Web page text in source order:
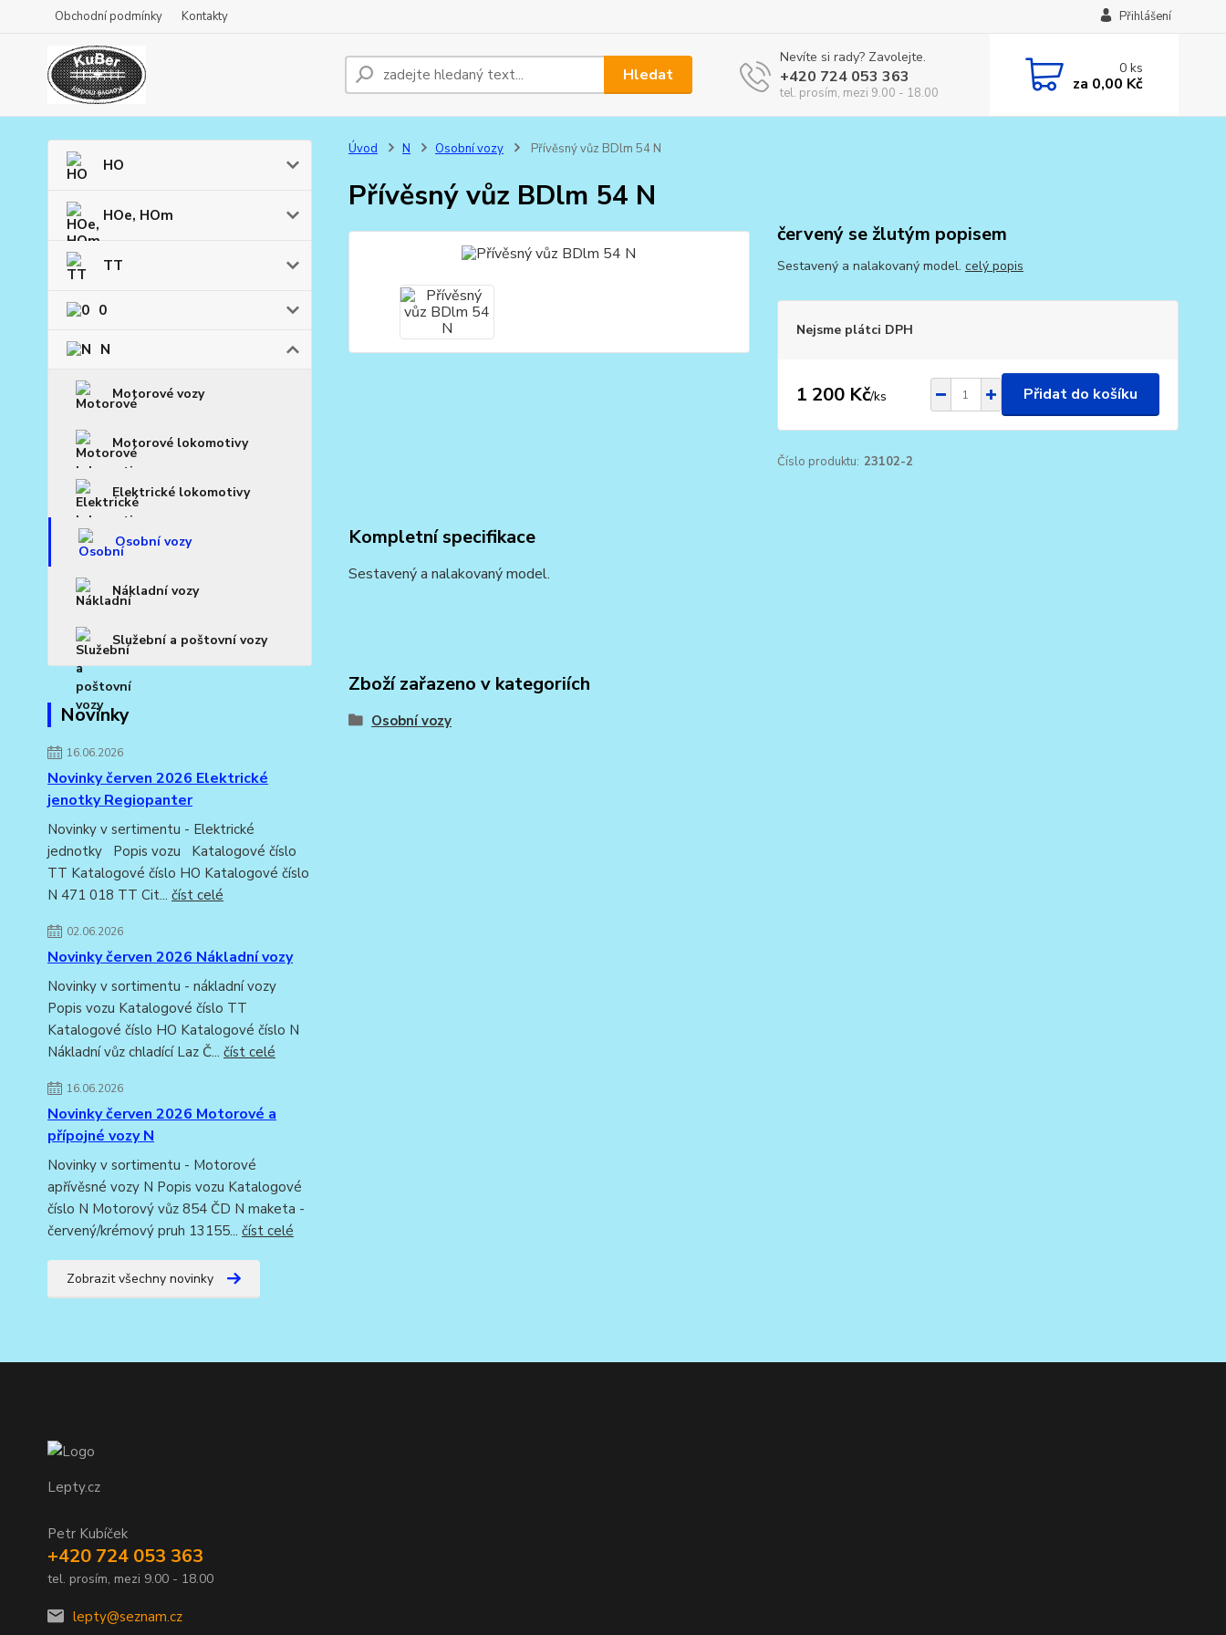
Obchodní podmínky Kontakty Přihlášení
Hledat
Nevíte si rady? Zavolejte.
+420 724 053 363
tel. prosím, mezi 9.00 - 18.00
0ks
za 0,00 Kč
HO
HOe, HOm
TT
0
N
Motorové vozy
Motorové lokomotivy
Elektrické lokomotivy
Osobní vozy
Nákladní vozy
Služební a poštovní vozy
Novinky
16.06.2026
Novinky červen 2026 Elektrické
jenotky Regiopanter
Novinky v sertimentu - Elektrické
jednotky Popis vozu Katalogové číslo
TT Katalogové číslo HO Katalogové číslo
N 471 018 TT Cit... číst celé
02.06.2026
Novinky červen 2026 Nákladní vozy
Novinky v sortimentu - nákladní vozy
Popis vozu Katalogové číslo TT
Katalogové číslo HO Katalogové číslo N
Nákladní vůz chladící Laz Č... číst celé
16.06.2026
Novinky červen 2026 Motorové a
přípojné vozy N
Novinky v sortimentu - Motorové
apřívěsné vozy N Popis vozu Katalogové
číslo N Motorový vůz 854 ČD N maketa -
červený/krémový pruh 13155... číst celé
Zobrazit všechny novinky
Úvod N Osobní vozy Přívěsný vůz BDlm 54 N
Přívěsný vůz BDlm 54 N
červený se žlutým popisem
Sestavený a nalakovaný model. celý popis
Nejsme plátci DPH
1 200 Kč/ks Přidat do košíku
Číslo produktu: 23102-2
Kompletní specifikace
Sestavený a nalakovaný model.
Zboží zařazeno v kategoriích
Osobní vozy
Lepty.cz
Petr Kubíček
+420 724 053 363
tel. prosím, mezi 9.00 - 18.00
lepty@seznam.cz